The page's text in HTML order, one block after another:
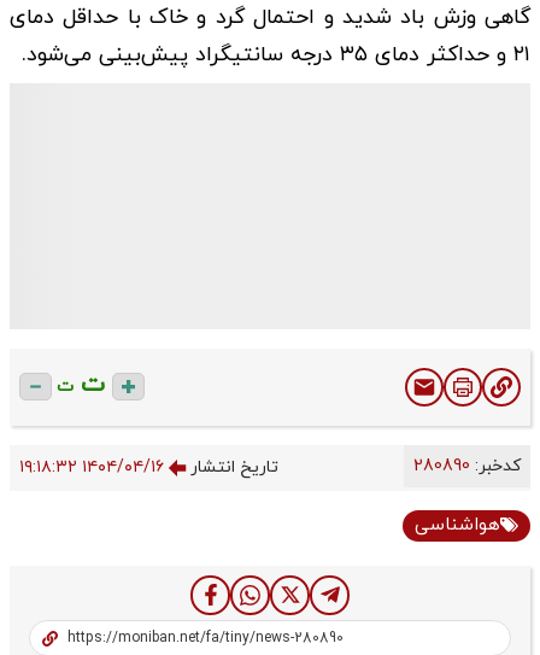
گاهی وزش باد شدید و احتمال گرد و خاک با حداقل دمای
۲۱ و حداکثر دمای ۳۵ درجه سانتیگراد پیش‌بینی می‌شود.
ت ت
کدخبر: تاریخ انتشار ۱۴۰۴/۰۴/۱۶ ۱۹:۱۸:۳۲
هواشناسی